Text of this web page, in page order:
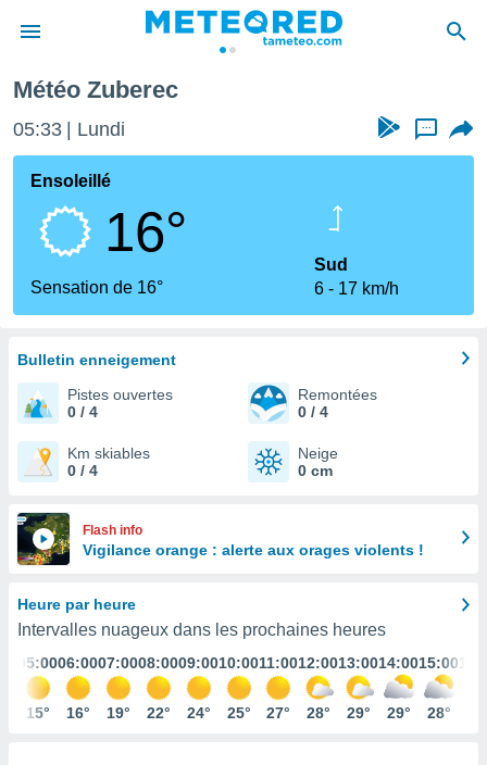
de
en
les
des
par le
ACCEPTER
CONTINUER
PARAMÈTRES
Météo Zuberec
05:33 Lundi ...
Ensoleillé
16°
Sensation de 16°
Sud
6
17 km/h
Bulletin enneigement
Pistes ouvertes
0 / 4
Remontées
0 / 4
Km skiables
0 / 4
Neige
0 cm
Flash info
Vigilance orange : alerte aux orages violents !
Heure par heure
Intervalles nuageux dans les prochaines heures
05:00
15°
06:00
16°
07:00
19°
08:00
22°
09:00
24°
10:00
25°
11:00
27°
12:00
28°
13:00
29°
14:00
29°
15:00
28°